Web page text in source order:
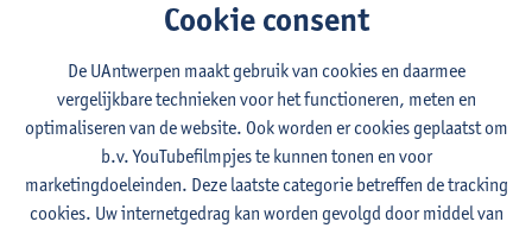
1E SEM
studiepunten
Lesgever(s):
Jan Sijbers
Algemene chemie m.i.v. labovaardigheden
1E SEM
7studiepunten
Lesgever(s):
Frank Blockhuys Christophe De Bie
Cookie consent
De UAntwerpen maakt gebruik van cookies en daarmee
vergelijkbare technieken voor het functioneren, meten en
optimaliseren van de website. Ook worden er cookies geplaatst om
b.v. YouTubefilmpjes te kunnen tonen en voor
marketingdoeleinden. Deze laatste categorie betreffen de tracking
cookies. Uw internetgedrag kan worden gevolgd door middel van